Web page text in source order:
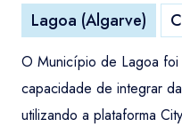
Lagoa (Algarve)
O Município de Lagoa
capacidade de integrar
utilizando a plataforma